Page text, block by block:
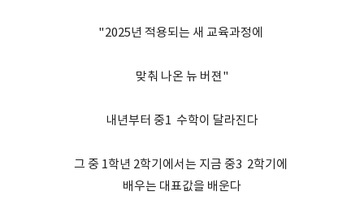
"2025년 적용되는 새 교육과정에
맞춰 나온 뉴 버젼"
내년부터 중1 수학이 달라진다
그 중 1학년 2학기에서는 지금 중3 2학기에
배우는 대표값을 배운다